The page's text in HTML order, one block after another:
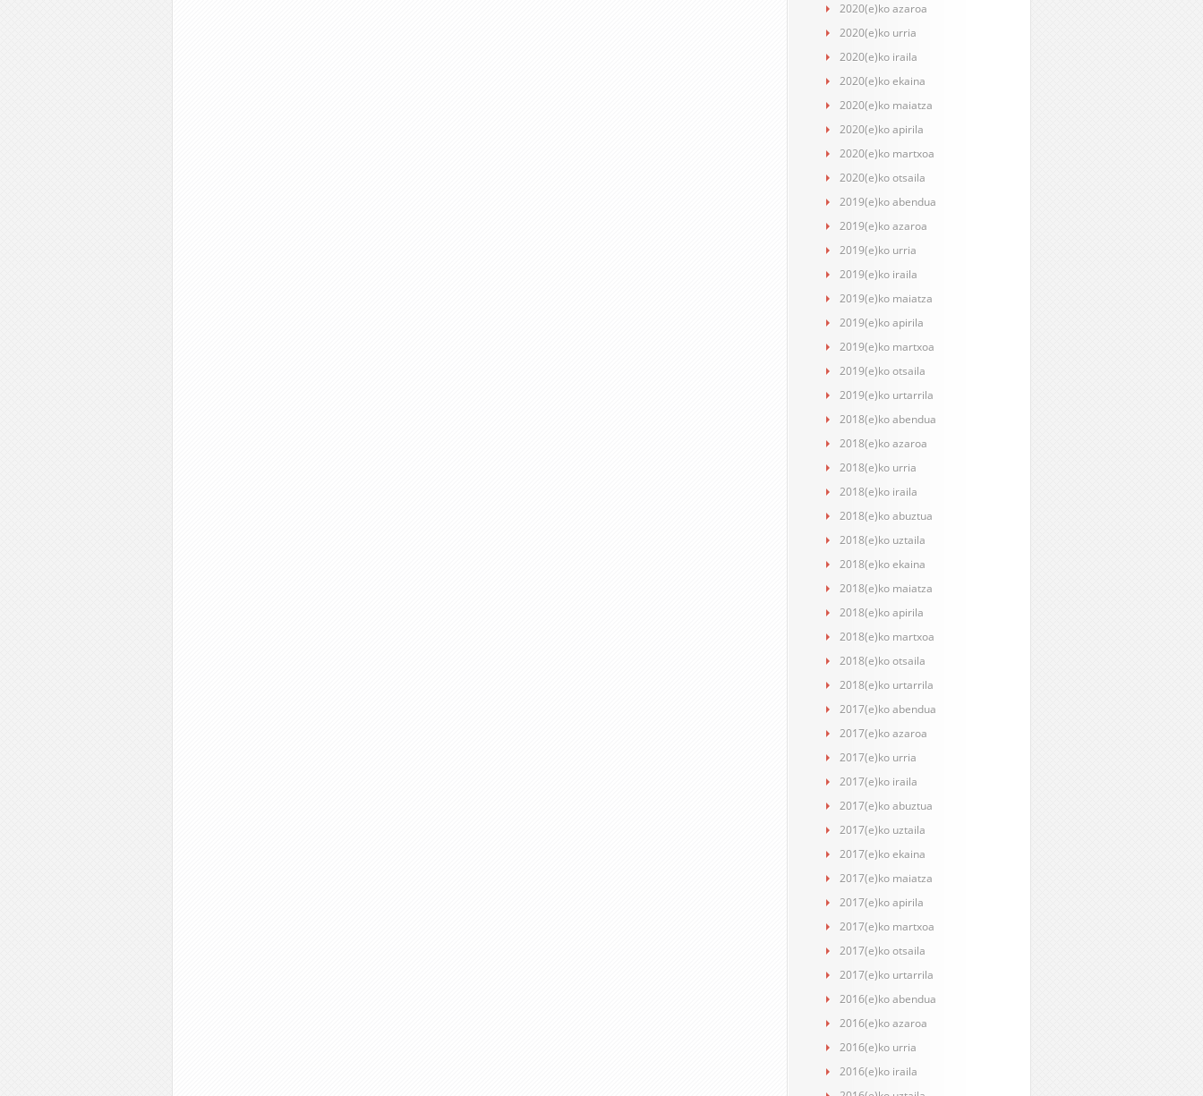
2020(e)ko azaroa
2020(e)ko urria
2020(e)ko iraila
2020(e)ko ekaina
2020(e)ko maiatza
2020(e)ko apirila
2020(e)ko martxoa
2020(e)ko otsaila
2019(e)ko abendua
2019(e)ko azaroa
2019(e)ko urria
2019(e)ko iraila
2019(e)ko maiatza
2019(e)ko apirila
2019(e)ko martxoa
2019(e)ko otsaila
2019(e)ko urtarrila
2018(e)ko abendua
2018(e)ko azaroa
2018(e)ko urria
2018(e)ko iraila
2018(e)ko abuztua
2018(e)ko uztaila
2018(e)ko ekaina
2018(e)ko maiatza
2018(e)ko apirila
2018(e)ko martxoa
2018(e)ko otsaila
2018(e)ko urtarrila
2017(e)ko abendua
2017(e)ko azaroa
2017(e)ko urria
2017(e)ko iraila
2017(e)ko abuztua
2017(e)ko uztaila
2017(e)ko ekaina
2017(e)ko maiatza
2017(e)ko apirila
2017(e)ko martxoa
2017(e)ko otsaila
2017(e)ko urtarrila
2016(e)ko abendua
2016(e)ko azaroa
2016(e)ko urria
2016(e)ko iraila